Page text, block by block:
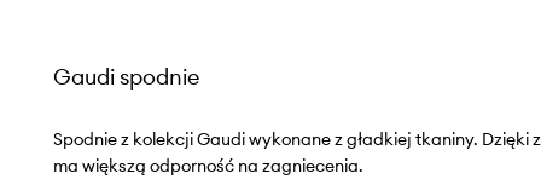
Gaudi spodnie
Spodnie z kolekcji Gaudi wykonane z gładkiej tkaniny. Dzięki
ma większą odporność na zagniecenia.